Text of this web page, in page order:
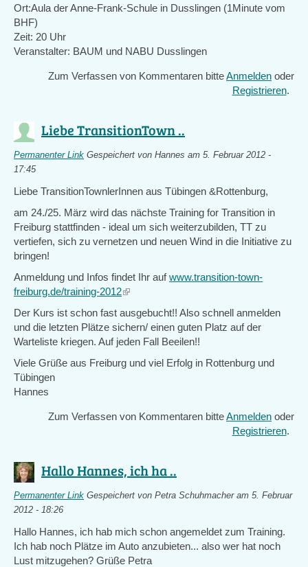
Ort:Aula der Anne-Frank-Schule in Dusslingen (1Minute vom
BHF)
Zeit: 20 Uhr
Veranstalter: BAUM und NABU Dusslingen
Zum Verfassen von Kommentaren bitteAnmelden oder
Registrieren.
Liebe TransitionTown ..
Permanenter Link Gespeichert von Hannes am 5. Februar 2012 -
17:45
Liebe TransitionTownlerInnen aus Tübingen &Rottenburg,
am 24./25. März wird das nächste Training for Transition in
Freiburg stattfinden - ideal um sich weiterzubilden, TT zu
vertiefen, sich zu vernetzen und neuen Wind in die Initiative zu
bringen!
Anmeldung und Infos findet Ihr aufwww.transition-town-
freiburg.de/training-2012(link
external)
Der Kurs ist schon fast ausgebucht!! Also schnell anmelden
und die letzten Plätze sichern/ einen guten Platz auf der
Warteliste kriegen. Auf jeden Fall Beeilen!!
Viele Grüße aus Freiburg und viel Erfolg in Rottenburg und
Tübingen
Hannes
Zum Verfassen von Kommentaren bitteAnmelden oder
Registrieren.
Hallo Hannes, ich ha ..
Permanenter Link Gespeichert von Petra Schuhmacheram 5. Februar
2012 - 18:26
Hallo Hannes, ich hab mich schon angemeldet zum Training.
Ich hab noch Plätze im Auto anzubieten... also wer hat noch
Lust mitzugehen? Grüße Petra